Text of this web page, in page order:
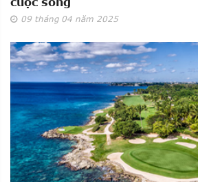
09 tháng 04 năm 2025